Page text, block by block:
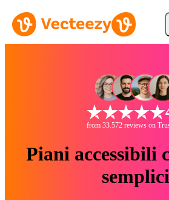
from 33.572 reviews on
Piani accessibili
semplici